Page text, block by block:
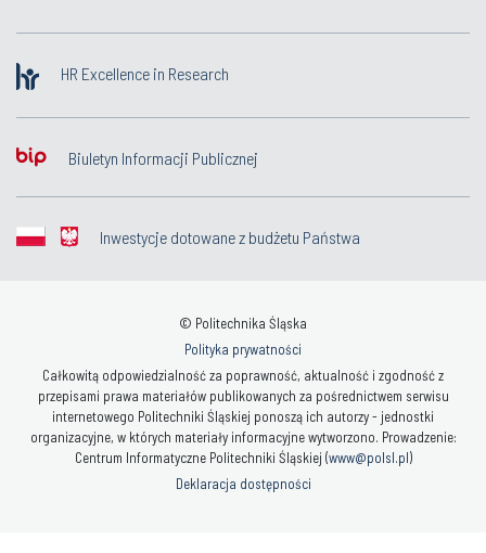
HR Excellence in Research
Biuletyn Informacji Publicznej
Inwestycje dotowane z budżetu Państwa
© Politechnika Śląska
Polityka prywatności
Całkowitą odpowiedzialność za poprawność, aktualność i zgodność z
przepisami prawa materiałów publikowanych za pośrednictwem serwisu
internetowego Politechniki Śląskiej ponoszą ich autorzy - jednostki
organizacyjne, w których materiały informacyjne wytworzono. Prowadzenie:
Centrum Informatyczne Politechniki Śląskiej (www@polsl.pl)
Deklaracja dostępności